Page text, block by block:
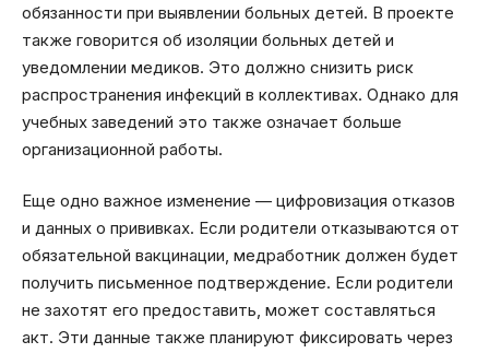
обязанности при выявлении больных детей. В проекте
также говорится об изоляции больных детей и
уведомлении медиков. Это должно снизить риск
распространения инфекций в коллективах. Однако для
учебных заведений это также означает больше
организационной работы.
Еще одно важное изменение — цифровизация отказов
и данных о прививках. Если родители отказываются от
обязательной вакцинации, медработник должен будет
получить письменное подтверждение. Если родители
не захотят его предоставить, может составляться
акт. Эти данные также планируют фиксировать через